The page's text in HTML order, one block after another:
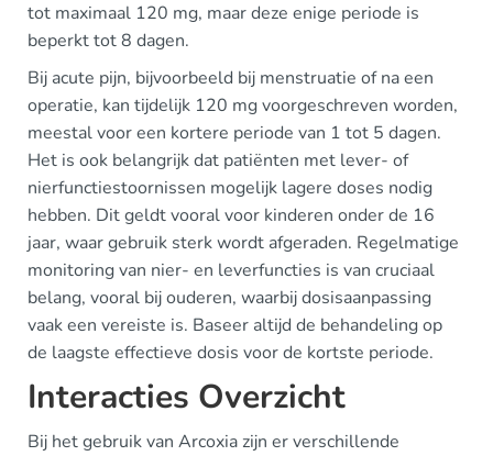
tot maximaal 120 mg, maar deze enige periode is
beperkt tot 8 dagen.
Bij acute pijn, bijvoorbeeld bij menstruatie of na een
operatie, kan tijdelijk 120 mg voorgeschreven worden,
meestal voor een kortere periode van 1 tot 5 dagen.
Het is ook belangrijk dat patiënten met lever- of
nierfunctiestoornissen mogelijk lagere doses nodig
hebben. Dit geldt vooral voor kinderen onder de 16
jaar, waar gebruik sterk wordt afgeraden. Regelmatige
monitoring van nier- en leverfuncties is van cruciaal
belang, vooral bij ouderen, waarbij dosisaanpassing
vaak een vereiste is. Baseer altijd de behandeling op
de laagste effectieve dosis voor de kortste periode.
Interacties Overzicht
Bij het gebruik van Arcoxia zijn er verschillende